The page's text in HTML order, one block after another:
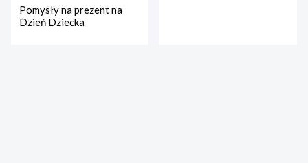
Pomysły na prezent na
Dzień Dziecka